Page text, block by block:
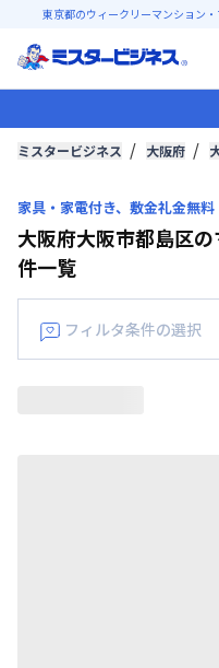
東京都のウィークリーマンション
ミスタービジネス 大阪府
家具・家電付き、敷金礼金無料
大阪府大阪市都島区
件一覧
フィルタ条件の選択